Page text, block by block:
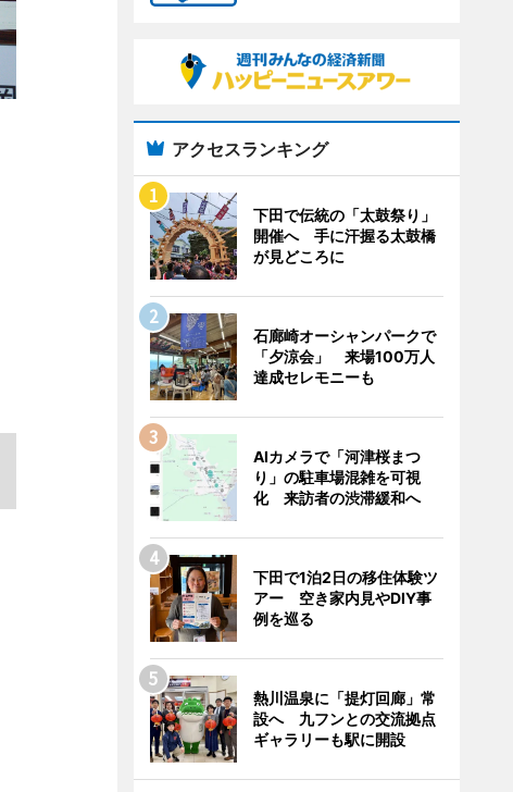
アクセスランキング
下田で伝統の「太鼓祭り」
開催へ 手に汗握る太鼓橋
が見どころに
石廊崎オーシャンパークで
「夕涼会」 来場100万人
達成セレモニーも
AIカメラで「河津桜まつ
り」の駐車場混雑を可視
化 来訪者の渋滞緩和へ
下田で1泊2日の移住体験ツ
アー 空き家内見やDIY事
例を巡る
熱川温泉に「提灯回廊」常
設へ 九フンとの交流拠点
ギャラリーも駅に開設